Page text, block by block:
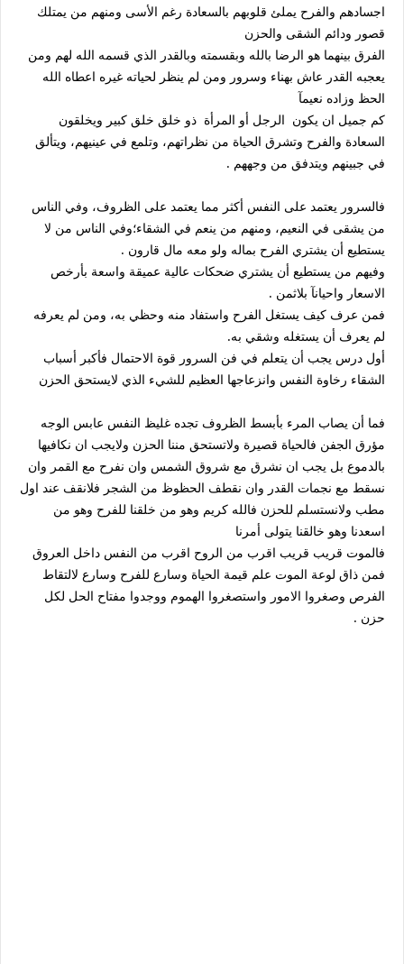
اجسادهم والفرح يملئ قلوبهم بالسعادة رغم الأسى ومنهم من يمتلك
قصور ودائم الشقى والحزن
الفرق بينهما هو الرضا بالله وبقسمته وبالقدر الذي قسمه الله لهم ومن
يعجبه القدر عاش بهناء وسرور ومن لم ينظر لحياته غيره اعطاه الله
الحظ وزاده نعيمآ
كم جميل ان يكون الرجل أو المرأة ذو خلق خلق كبير ويخلقون
السعادة والفرح وتشرق الحياة من نظراتهم، وتلمع في عينيهم، ويتألق
في جبينهم ويتدفق من وجههم .
فالسرور يعتمد على النفس أكثر مما يعتمد على الظروف، وفي الناس
من يشقى في النعيم، ومنهم من ينعم في الشقاء؛وفي الناس من لا
يستطيع أن يشتري الفرح بماله ولو معه مال قارون .
وفيهم من يستطيع أن يشتري ضحكات عالية عميقة واسعة بأرخص
الاسعار واحيانآ بلاثمن .
فمن عرف كيف يستغل الفرح واستفاد منه وحظي به، ومن لم يعرفه
لم يعرف أن يستغله وشقي به.
أول درس يجب أن يتعلم في فن السرور قوة الاحتمال فأكبر أسباب
الشقاء رخاوة النفس وانزعاجها العظيم للشيء الذي لايستحق الحزن
فما أن يصاب المرء بأبسط الظروف تجده غليظ النفس عابس الوجه
مؤرق الجفن فالحياة قصيرة ولاتستحق مننا الحزن ولايجب ان نكافيها
بالدموع بل يجب ان نشرق مع شروق الشمس وان نفرح مع القمر وان
نسقط مع نجمات القدر وان نقطف الحظوظ من الشجر فلانقف عند اول
مطب ولانستسلم للحزن فالله كريم وهو من خلقنا للفرح وهو من
اسعدنا وهو خالقنا يتولى أمرنا
فالموت قريب قريب اقرب من الروح اقرب من النفس داخل العروق
فمن ذاق لوعة الموت علم قيمة الحياة وسارع للفرح وسارع لالتقاط
الفرص وصغروا الامور واستصغروا الهموم ووجدوا مفتاح الحل لكل
حزن .